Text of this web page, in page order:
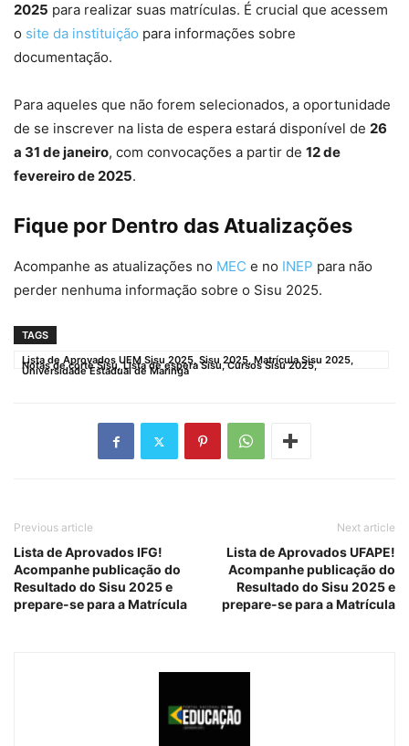
2025 para realizar suas matrículas. É crucial que acessem
o site da instituição para informações sobre
documentação.
Para aqueles que não forem selecionados, a oportunidade
de se inscrever na lista de espera estará disponível de 26
a 31 de janeiro, com convocações a partir de 12 de
fevereiro de 2025.
Fique por Dentro das Atualizações
Acompanhe as atualizações no MEC e no INEP para não
perder nenhuma informação sobre o Sisu 2025.
TAGS
Lista de Aprovados UEM Sisu 2025, Sisu 2025, Matrícula Sisu 2025,
Notas de corte Sisu, Lista de espera Sisu, Cursos Sisu 2025,
Universidade Estadual de Maringá
Previous article
Lista de Aprovados IFG!
Acompanhe publicação do
Resultado do Sisu 2025 e
prepare-se para a Matrícula
Next article
Lista de Aprovados UFAPE!
Acompanhe publicação do
Resultado do Sisu 2025 e
prepare-se para a Matrícula